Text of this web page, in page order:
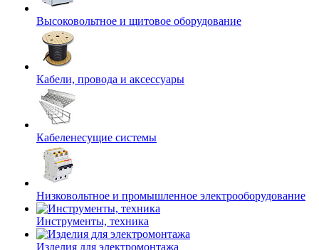
Высоковольтное и щитовое оборудование
Кабели, провода и аксессуары
Кабеленесущие системы
Низковольтное и промышленное электрооборудование
Инструменты, техника
Изделия для электромонтажа